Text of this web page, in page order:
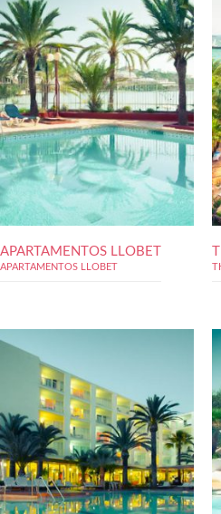
APARTAMENTOS LLOBET
APARTAMENTOS LLOBET